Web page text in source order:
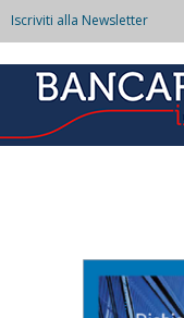
Iscriviti alla Newsletter